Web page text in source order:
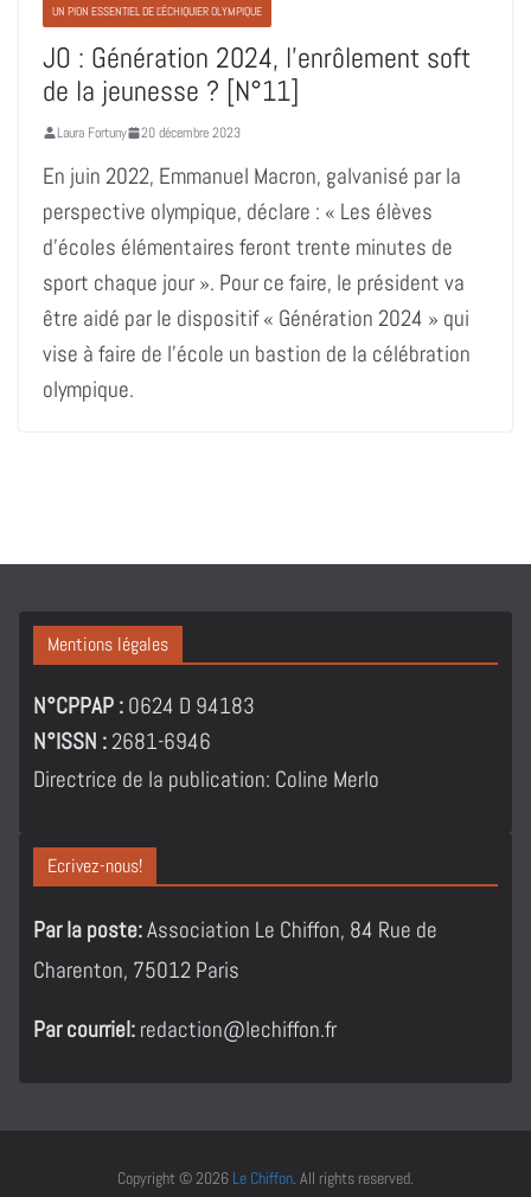
UN PION ESSENTIEL DE L'ÉCHIQUIER OLYMPIQUE
JO : Génération 2024, l’enrôlement soft
de la jeunesse ? [N°11]
Laura Fortuny 20 décembre 2023
En juin 2022, Emmanuel Macron, galvanisé par la
perspective olympique, déclare : « Les élèves
d’écoles élémentaires feront trente minutes de
sport chaque jour ». Pour ce faire, le président va
être aidé par le dispositif « Génération 2024 » qui
vise à faire de l’école un bastion de la célébration
olympique.
Mentions légales
N°CPPAP : 0624 D 94183
N°ISSN :2681-6946
Directrice de la publication: Coline Merlo
Ecrivez-nous!
Par la poste:Association Le Chiffon, 84 Rue de
Charenton, 75012 Paris
Par courriel: redaction@lechiffon.fr
Copyright © 2026 Le Chiffon . All rights reserved.